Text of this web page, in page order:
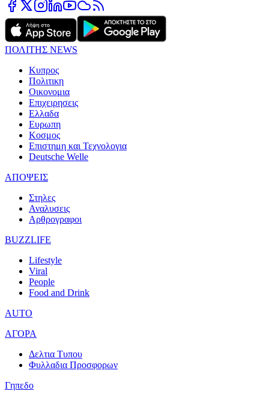
ΠΟΛΙΤΗΣ NEWS
Κυπρος
Πολιτικη
Οικονομια
Επιχειρησεις
Ελλαδα
Ευρωπη
Κοσμος
Επιστημη και Τεχνολογια
Deutsche Welle
ΑΠΟΨΕΙΣ
Στηλες
Αναλυσεις
Αρθρογραφοι
BUZZLIFE
Lifestyle
Viral
People
Food and Drink
AUTO
ΑΓΟΡΑ
Δελτια Τυπου
Φυλλαδια Προσφορων
Γηπεδο